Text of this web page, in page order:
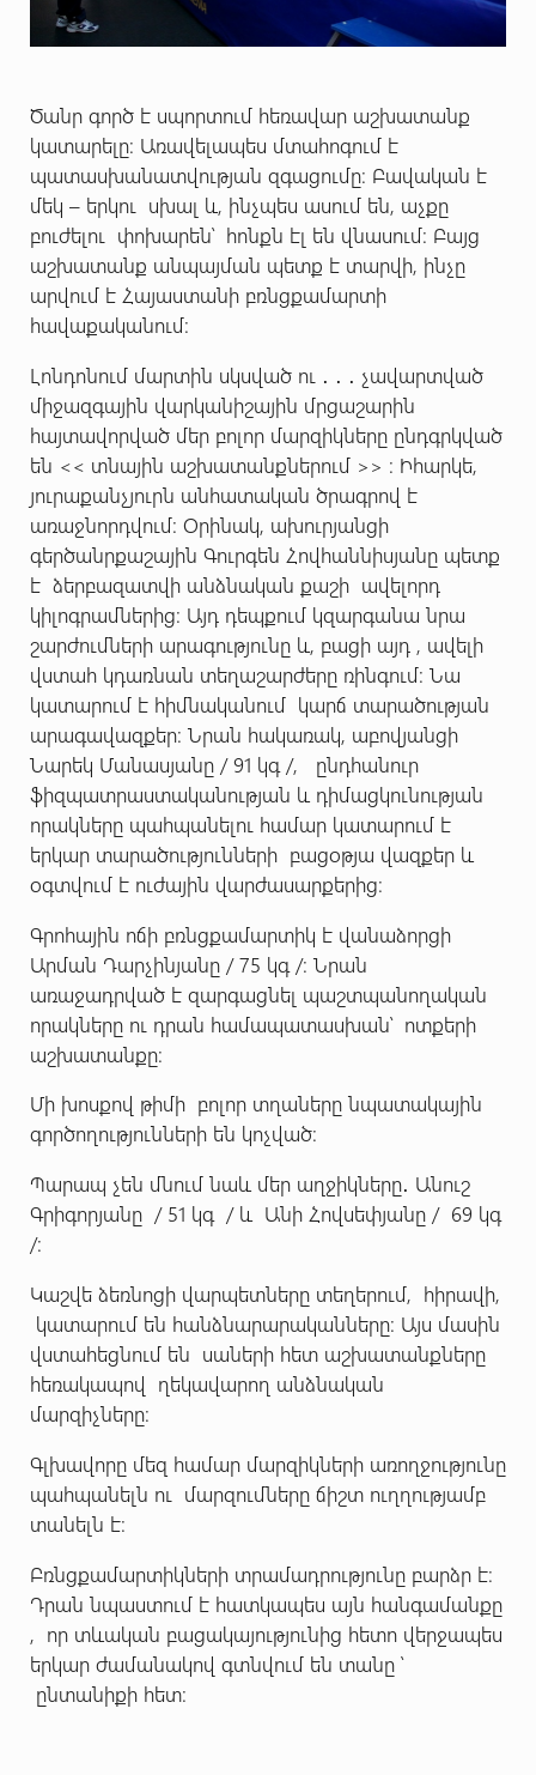
Ծանր գործ է սպորտում հեռավար աշխատանք
կատարելը։ Առավելապես մտահոգում է
պատասխանատվության զգացումը։ Բավական է
մեկ – երկու սխալ և, ինչպես ասում են, աչքը
բուժելու փոխարեն՝ հոնքն էլ են վնասում։ Բայց
աշխատանք անպայման պետք է տարվի, ինչը
արվում է Հայաստանի բռնցքամարտի
հավաքականում։
Լոնդոնում մարտին սկսված ու ․ ․ ․ չավարտված
միջազգային վարկանիշային մրցաշարին
հայտավորված մեր բոլոր մարզիկները ընդգրկված
են << տնային աշխատանքներում >> ։ Իհարկե,
յուրաքանչյուրն անհատական ծրագրով է
առաջնորդվում։ Օրինակ, ախուրյանցի
գերծանրքաշային Գուրգեն Հովհաննիսյանը պետք
է ձերբազատվի անձնական քաշի ավելորդ
կիլոգրամներից։ Այդ դեպքում կզարգանա նրա
շարժումների արագությունը և, բացի այդ , ավելի
վստահ կդառնան տեղաշարժերը ռինգում։ Նա
կատարում է հիմնականում կարճ տարածության
արագավազքեր։ Նրան հակառակ, աբովյանցի
Նարեկ Մանասյանը / 91 կգ /, ընդհանուր
ֆիզպատրաստականության և դիմացկունության
որակները պահպանելու համար կատարում է
երկար տարածությունների բացօթյա վազքեր և
օգտվում է ուժային վարժասարքերից։
Գրոհային ոճի բռնցքամարտիկ է վանաձորցի
Արման Դարչինյանը / 75 կգ /։ Նրան
առաջադրված է զարգացնել պաշտպանողական
որակները ու դրան համապատասխան՝ ոտքերի
աշխատանքը։
Մի խոսքով թիմի բոլոր տղաները նպատակային
գործողությունների են կոչված։
Պարապ չեն մնում նաև մեր աղջիկները․ Անուշ
Գրիգորյանը / 51 կգ / և Անի Հովսեփյանը / 69 կգ
/։
Կաշվե ձեռնոցի վարպետները տեղերում, հիրավի,
կատարում են հանձնարարականները։ Այս մասին
վստահեցնում են սաների հետ աշխատանքները
հեռակապով ղեկավարող անձնական
մարզիչները։
Գլխավորը մեզ համար մարզիկների առողջությունը
պահպանելն ու մարզումները ճիշտ ուղղությամբ
տանելն է։
Բռնցքամարտիկների տրամադրությունը բարձր է։
Դրան նպաստում է հատկապես այն հանգամանքը
, որ տևական բացակայությունից հետո վերջապես
երկար ժամանակով գտնվում են տանը ՝
ընտանիքի հետ։